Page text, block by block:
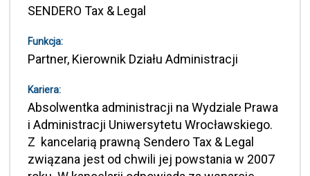
SENDERO Tax & Legal
Funkcja:
Partner, Kierownik Działu Administracji
Kariera:
Absolwentka administracji na Wydziale Prawa
i Administracji Uniwersytetu Wrocławskiego.
Z kancelarią prawną Sendero Tax & Legal
związana jest od chwili jej powstania w 2007